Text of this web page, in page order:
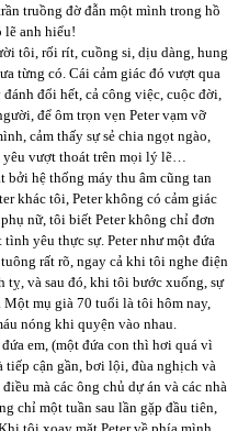
truồng đờ đẫn một mình trong hồ
lẽ anh hiểu!
tôi, rối rít, cuồng si, dịu dàng, hung
từng có. Cái cảm giác đó vượt qua
đổi hết, cả công việc, cuộc đời,
để ôm trọn vẹn Peter vạm vỡ
cảm thấy sự sẻ chia ngọt ngào,
vượt thoát trên mọi lý lẽ…
bởi hệ thống máy thu âm cũng tan
khác tôi, Peter không có cảm giác
nữ, tôi biết Peter không chỉ đơn
yêu thực sự. Peter như một đứa
rất rõ, ngay cả khi tôi nghe điện
tỵ, và sau đó, khi tôi bước xuống, sự
mụ già 70 tuổi là tôi hôm nay,
nóng khi quyện vào nhau.
em, (một đứa con thì hơi quá vì
cận gần, bơi lội, đùa nghịch và
mà các ông chủ dự án và các nhà
chỉ một tuần sau lần gặp đầu tiên,